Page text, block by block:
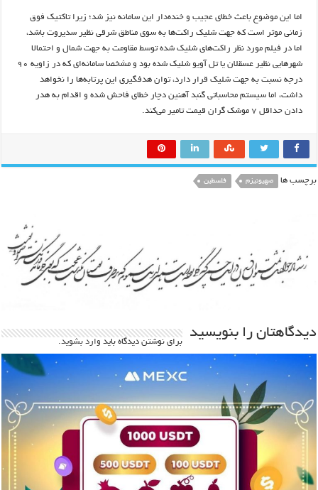
اما این موضوع باعث خطای عجیب و خنده‌دار این سامانه نیز شد؛ زیرا تاکتیک فوق
زمانی موثر است که جهت شلیک راکت‌ها به سوی مناطق شرقی نظیر سدیروت باشد،
اما در فیلم مورد نظر راکت‌های شلیک شده توسط مقاومت به جهت شمال و احتمالا
شهرهایی نظیر عسقلان یا تل آویو شلیک شده بود و مشخصا سامانه‌ای که در زاویه ۹۰
درجه نسبت به جهت شلیک قرار دارد، توان هدفگیری این پرتابه‌ها را نخواهد
داشت، اما سیستم محاسباتی گنبد آهنین دچار خطای فاحش شده و اقدام به هدر
دادن حداقل ۷ موشک گران قیمت تامیر می‌کند.
برچسب ها صهیونیزم فلسطین
دیدگاهتان را بنویسید
برای نوشتن دیدگاه باید وارد بشوید.